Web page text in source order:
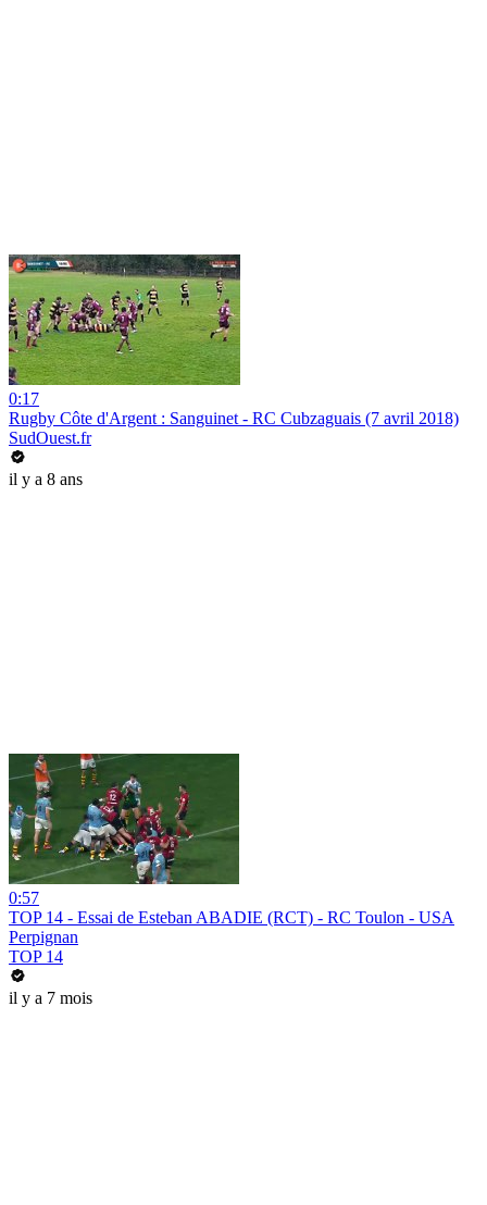
0:17
Rugby Côte d'Argent : Sanguinet - RC Cubzaguais (7 avril 2018)
SudOuest.fr
il y a 8 ans
0:57
TOP 14 - Essai de Esteban ABADIE (RCT) - RC Toulon - USA
Perpignan
TOP 14
il y a 7 mois